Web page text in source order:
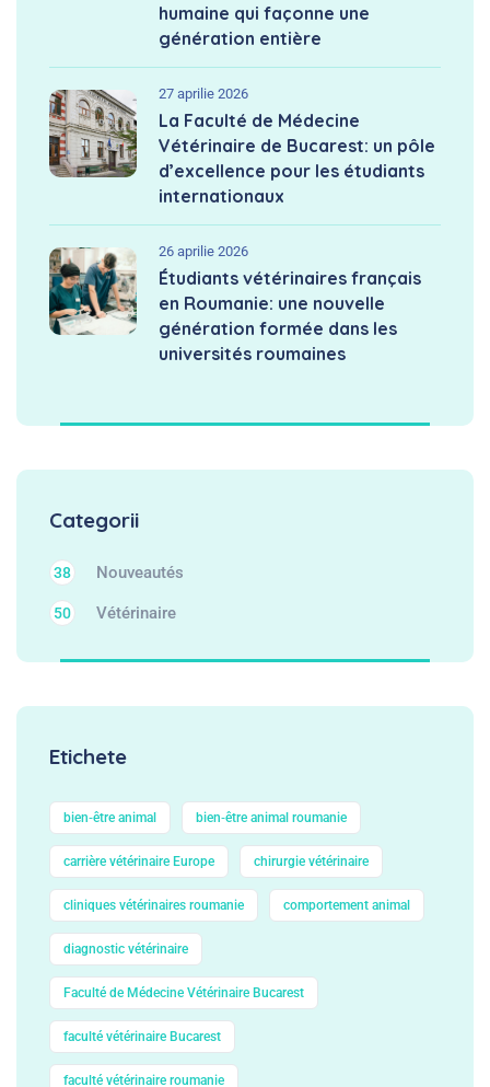
humaine qui façonne une
génération entière
27 aprilie 2026
La Faculté de Médecine
Vétérinaire de Bucarest: un pôle
d’excellence pour les étudiants
internationaux
26 aprilie 2026
Étudiants vétérinaires français
en Roumanie: une nouvelle
génération formée dans les
universités roumaines
Categorii
Nouveautés
38
Vétérinaire
50
Etichete
bien‑être animal bien‑être animal roumanie
carrière vétérinaire Europe chirurgie vétérinaire
cliniques vétérinaires roumanie comportement animal
diagnostic vétérinaire
Faculté de Médecine Vétérinaire Bucarest
faculté vétérinaire Bucarest
faculté vétérinaire roumanie